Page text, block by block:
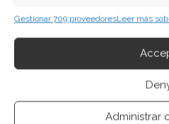
Gestionar 709 proveedoresLeer más
Administrar